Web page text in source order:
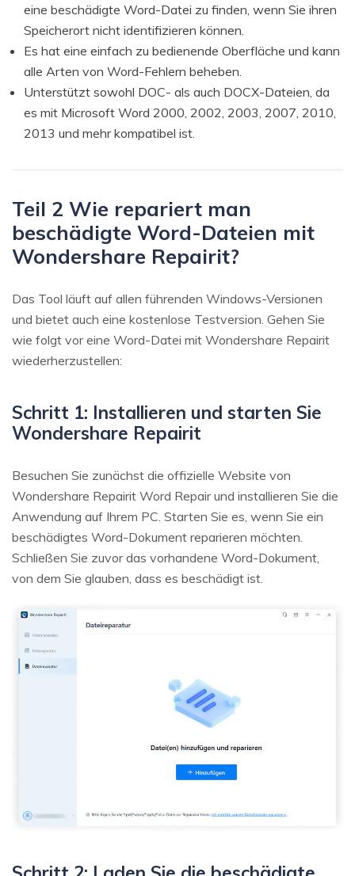
eine beschädigte Word-Datei zu finden, wenn Sie ihren
Speicherort nicht identifizieren können.
Es hat eine einfach zu bedienende Oberfläche und kann
alle Arten von Word-Fehlern beheben.
Unterstützt sowohl DOC- als auch DOCX-Dateien, da
es mit Microsoft Word 2000, 2002, 2003, 2007, 2010,
2013 und mehr kompatibel ist.
Teil 2 Wie repariert man
beschädigte Word-Dateien mit
Wondershare Repairit?
Das Tool läuft auf allen führenden Windows-Versionen
und bietet auch eine kostenlose Testversion. Gehen Sie
wie folgt vor eine Word-Datei mit Wondershare Repairit
wiederherzustellen:
Schritt 1: Installieren und starten Sie
Wondershare Repairit
Besuchen Sie zunächst die offizielle Website von
Wondershare Repairit Word Repair und installieren Sie die
Anwendung auf Ihrem PC. Starten Sie es, wenn Sie ein
beschädigtes Word-Dokument reparieren möchten.
Schließen Sie zuvor das vorhandene Word-Dokument,
von dem Sie glauben, dass es beschädigt ist.